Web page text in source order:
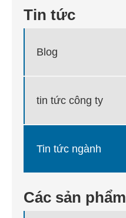
Tin tức
Blog
tin tức công ty
Tin tức ngành
Các sản phẩm